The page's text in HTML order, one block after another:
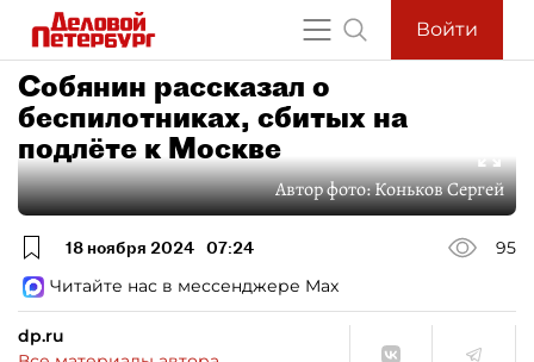
Войти
Собянин рассказал о
беспилотниках, сбитых на
подлёте к Москве
Автор фото:Коньков Сергей
18 ноября 2024 07:24
95
Читайте нас в мессенджере Max
dp.ru